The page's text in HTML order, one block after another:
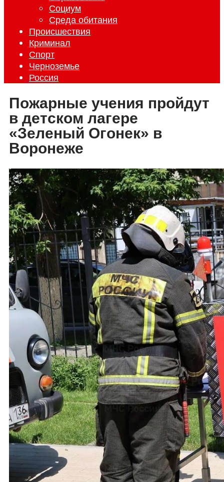
Социум
Среда обитания
Происшествия
Криминал
Спорт
Черноземье
Россия
Пожарные учения пройдут
в детском лагере
«Зеленый Огонек» в
Воронеже